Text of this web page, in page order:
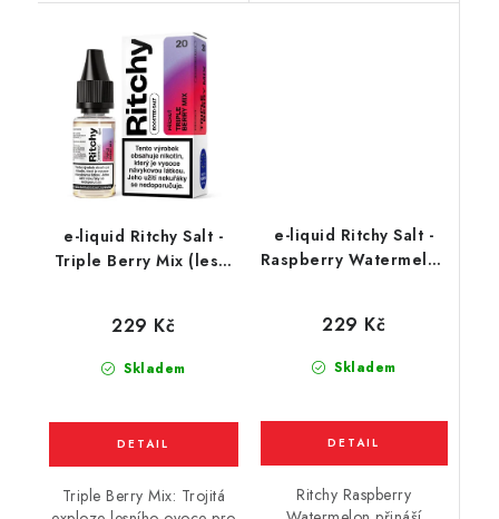
e-liquid Ritchy Salt -
Triple Berry Mix (lesní
Skladem
229 Kč
Triple Berry Mix: Trojitá
e-liquid Ritchy Salt -
Raspberry Watermelon
Skladem
229 Kč
Ritchy Raspberry